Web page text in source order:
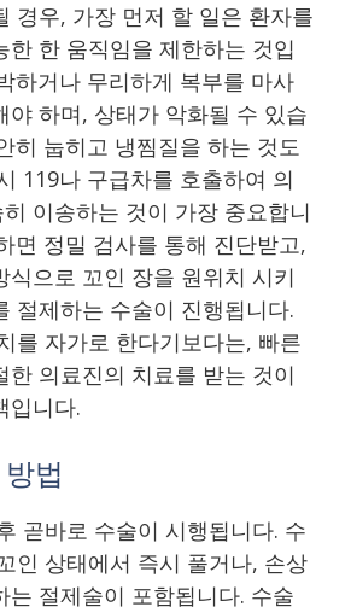
경우, 가장 먼저 할 일은 환자를
한 한 움직임을 제한하는 것입
하거나 무리하게 복부를 마사
야 하며, 상태가 악화될 수 있습
히 눕히고 냉찜질을 하는 것도
119나 구급차를 호출하여 의
이송하는 것이 가장 중요합니
면 정밀 검사를 통해 진단받고,
식으로 꼬인 장을 원위치 시키
절제하는 수술이 진행됩니다.
를 자가로 한다기보다는, 빠른
한 의료진의 치료를 받는 것이
입니다.
법
곧바로 수술이 시행됩니다. 수
인 상태에서 즉시 풀거나, 손상
는 절제술이 포함됩니다. 수술